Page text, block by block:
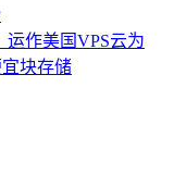
运作美国VPS云为
块存储